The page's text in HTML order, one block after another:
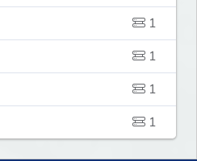
1
1
1
1